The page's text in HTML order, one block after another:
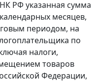
НК РФ указанная сумма
месяцев,
периодом, на
по
налоги,
товаров
Федерации,